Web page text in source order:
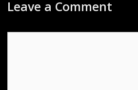
Leave a Comment